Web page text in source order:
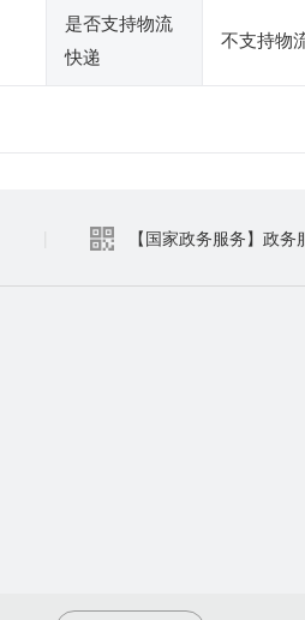
是否支持物流
快递
不支持物
【国家政务服务】政务